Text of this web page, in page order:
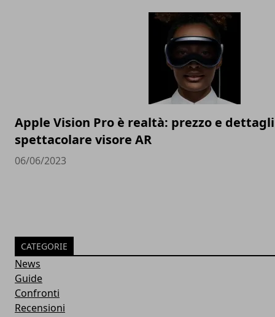
Apple Vision Pro è realtà: prezzo e
spettacolare visore AR
06/06/2023
CATEGORIE
News
Guide
Confronti
Recensioni